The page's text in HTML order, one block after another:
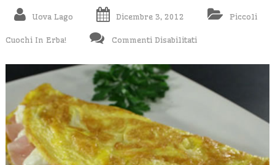
Uova Lago Dicembre 3, 2012 Piccoli
Cuochi In Erba! Commenti Disabilitati
Al
Prosciutto